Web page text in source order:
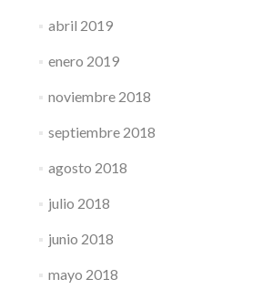
abril 2019
enero 2019
noviembre 2018
septiembre 2018
agosto 2018
julio 2018
junio 2018
mayo 2018